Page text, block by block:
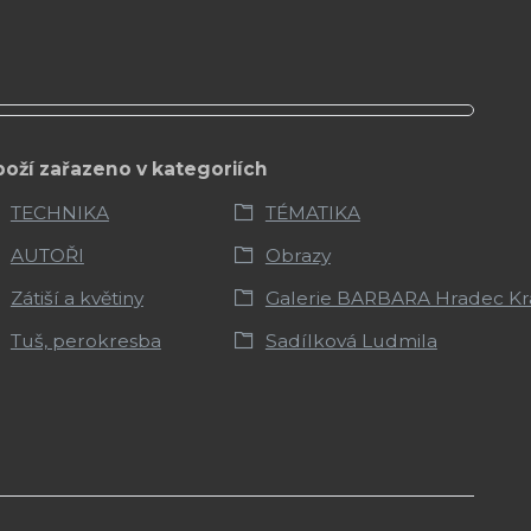
zařazeno v kategoriích
TECHNIKA
TÉMATIKA
AUTOŘI
Obrazy
Zátiší a květiny
Galerie BARBARA Hradec
Tuš, perokresba
Sadílková Ludmila